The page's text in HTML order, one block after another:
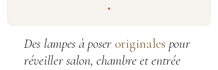
Des lampes à poser originales pour
réveiller salon, chambre et entrée